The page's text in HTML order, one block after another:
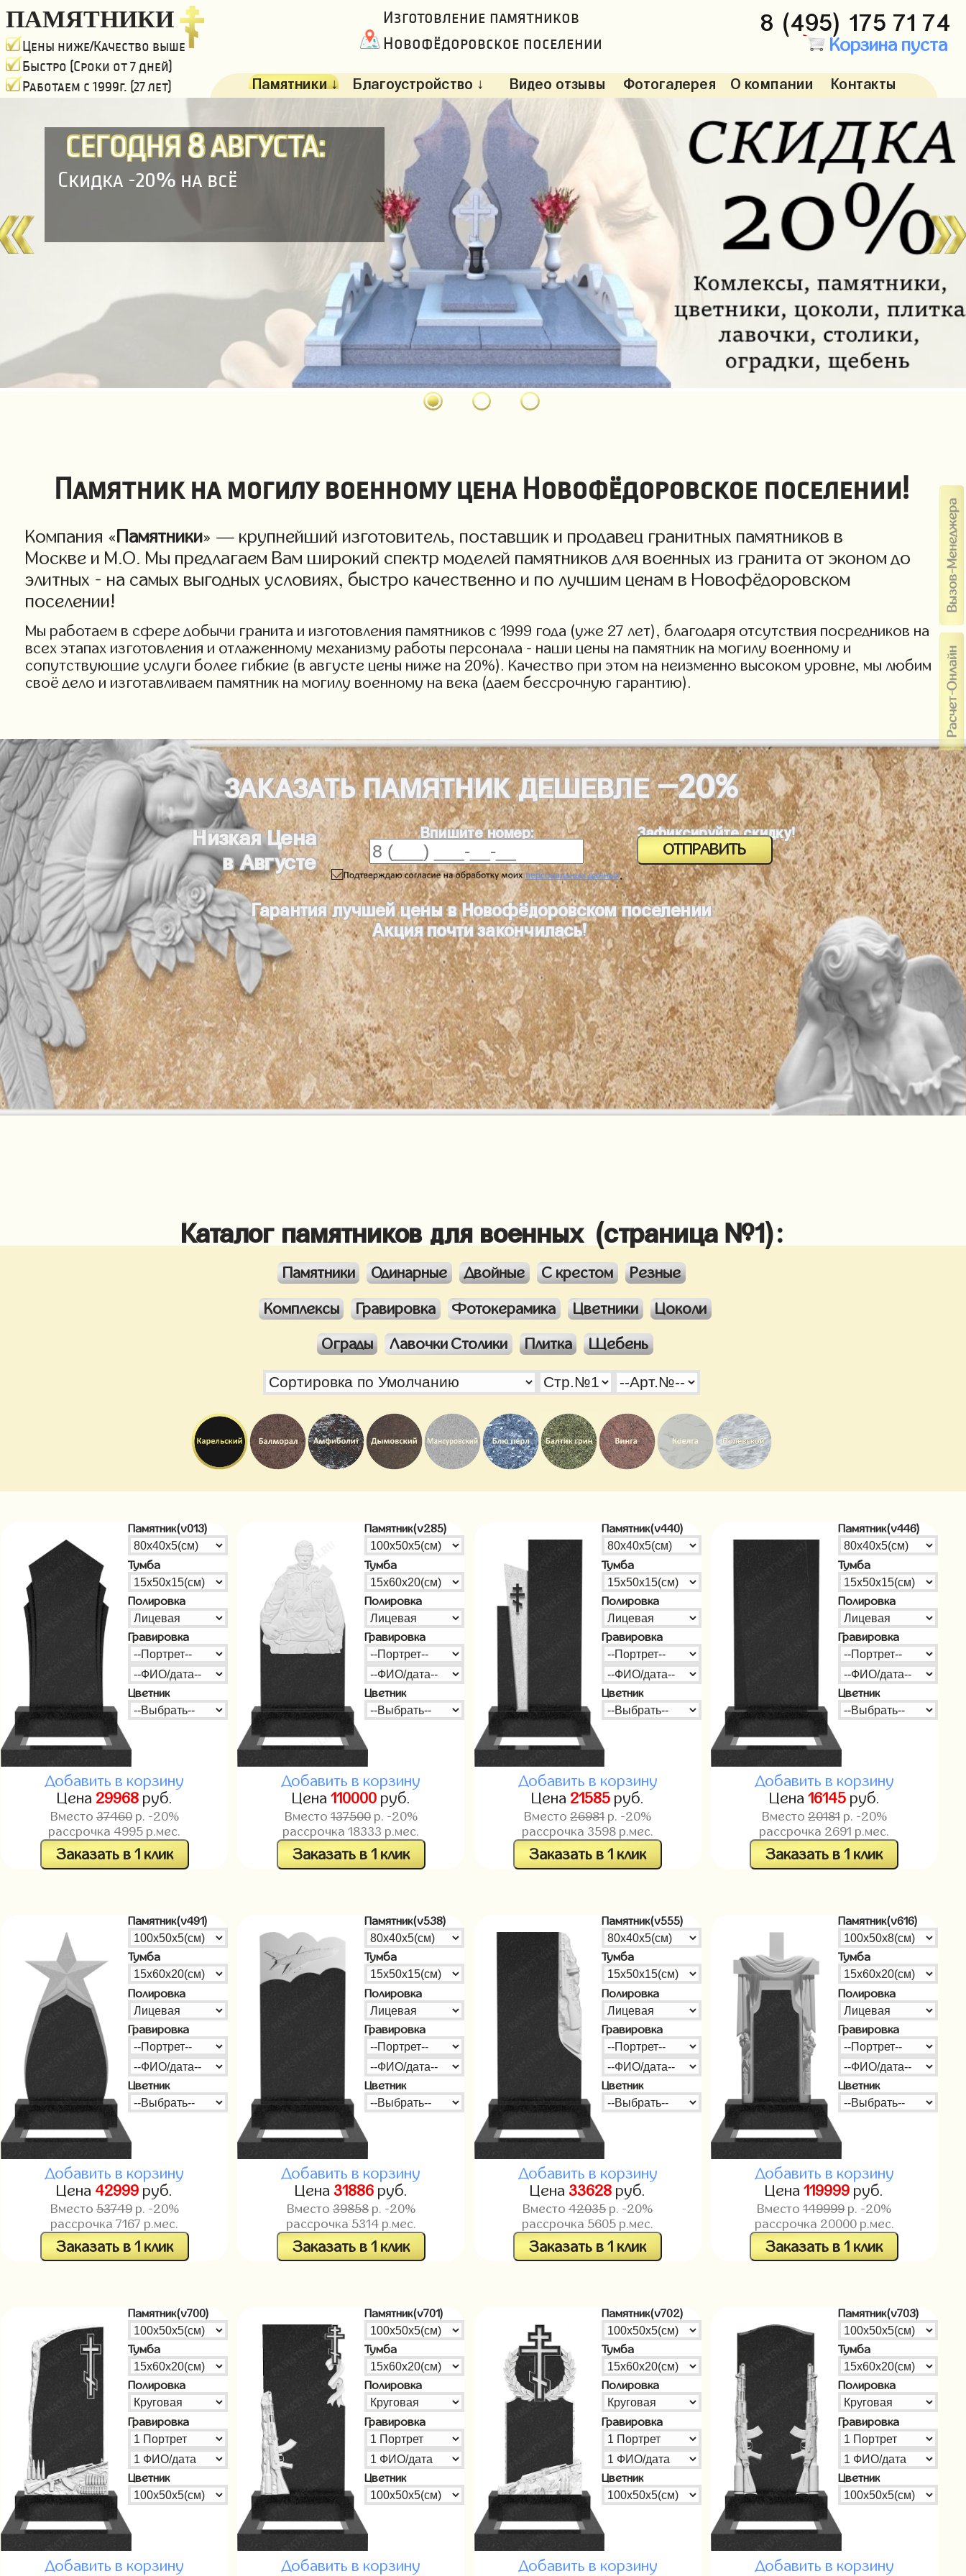
ПАМЯТНИКИ
Цены ниже/Качество выше
Быстро (Сроки от 7 дней)
Работаем с 1999г. (27 лет)
Изготовление памятников
Новофёдоровское поселении
8 (495) 175 71 74
Корзина пуста
Памятники ↓ Благоустройство ↓ Видео отзывы Фотогалерея О компании Контакты
СЕГОДНЯ 8АВГУСТА:
Скидка -20% на всё
Памятник на могилу военному цена Новофёдоровское поселении!
Компания « Памятники» — крупнейший изготовитель, поставщик и продавец гранитных памятников в
Москве и М.О. Мы предлагаем Вам широкий спектр моделей памятников для военных из гранита от эконом до
элитных - на самых выгодных условиях, быстро качественно и по лучшим ценам в Новофёдоровском
поселении!
Мы работаем в сфере добычи гранита и изготовления памятников с 1999 года (уже 27 лет), благодаря отсутствия посредников на
всех этапах изготовления и отлаженному механизму работы персонала - наши цены на памятник на могилу военному и
сопутствующие услуги более гибкие (в августе цены ниже на 20%). Качество при этом на неизменно высоком уровне, мы любим
своё дело и изготавливаем памятник на могилу военному на века (даем бессрочную гарантию).
ЗАКАЗАТЬПАМЯТНИКДЕШЕВЛЕ-20%
Низкая Цена
в Августе
Впишите номер:
.
Зафиксируйте скидку!
Гарантия лучшей цены в Новофёдоровском поселении
Акция почти закончилась!
Каталог памятников для военных (страница №1):
Памятники Одинарные Двойные С крестом Резные
Комплексы Гравировка Фотокерамика Цветники Цоколи
Ограды Лавочки Столики Плитка Щебень
Памятник(v013)
Тумба
Полировка
Гравировка
Цветник
Добавить в корзину
Цена 29968руб.
Вместо37460р. -20%
рассрочка 4995 р.мес.
Заказать в 1 клик
Памятник(v285)
Тумба
Полировка
Гравировка
Цветник
Добавить в корзину
Цена 110000руб.
Вместо 137500р. -20%
рассрочка18333 р.мес.
Заказать в 1 клик
Памятник(v440)
Тумба
Полировка
Гравировка
Цветник
Добавить в корзину
Цена 21585 руб.
Вместо26981 р. -20%
рассрочка 3598 р.мес.
Заказать в 1 клик
Памятник(v446)
Тумба
Полировка
Гравировка
Цветник
Добавить в корзину
Цена 16145руб.
Вместо 20181р. -20%
рассрочка 2691 р.мес.
Заказать в 1 клик
Памятник(v491)
Тумба
Полировка
Гравировка
Цветник
Добавить в корзину
Цена 42999 руб.
Вместо53749р. -20%
рассрочка7167 р.мес.
Заказать в 1 клик
Памятник(v538)
Тумба
Полировка
Гравировка
Цветник
Добавить в корзину
Цена 31886руб.
Вместо 39858р. -20%
рассрочка 5314р.мес.
Заказать в 1 клик
Памятник(v555)
Тумба
Полировка
Гравировка
Цветник
Добавить в корзину
Цена 33628 руб.
Вместо42035 р. -20%
рассрочка 5605 р.мес.
Заказать в 1 клик
Памятник(v616)
Тумба
Полировка
Гравировка
Цветник
Добавить в корзину
Цена119999 руб.
Вместо149999р. -20%
рассрочка 20000р.мес.
Заказать в 1 клик
Памятник(v700)
Тумба
Полировка
Гравировка
Цветник
Добавить в корзину
Памятник(v701)
Тумба
Полировка
Гравировка
Цветник
Добавить в корзину
Памятник(v702)
Тумба
Полировка
Гравировка
Цветник
Добавить в корзину
Памятник(v703)
Тумба
Полировка
Гравировка
Цветник
Добавить в корзину